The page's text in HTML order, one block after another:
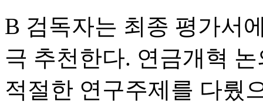
B 검독자는 최종 평가서
극 추천한다. 연금개혁
적절한 연구주제를 다뤘